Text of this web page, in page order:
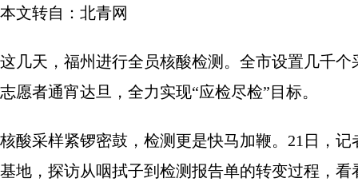
本文转自：北青网
这几天，福州进行全员核酸检测。全市设置几千
志愿者通宵达旦，全力实现“应检尽检”目标。
核酸采样紧锣密鼓，检测更是快马加鞭。21日，
基地，探访从咽拭子到检测报告单的转变过程，看